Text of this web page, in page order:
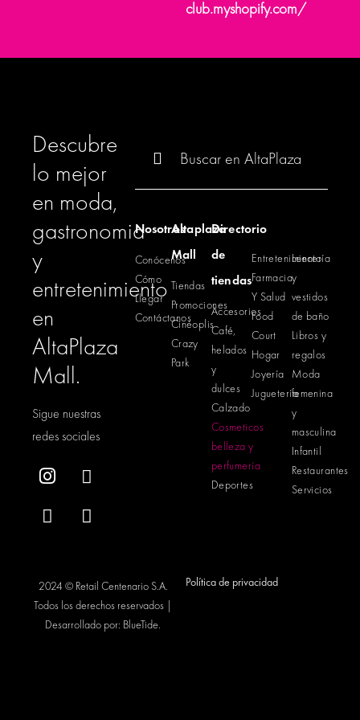
club.myshopify.com/
Descubre
lo mejor
en moda,
gastronomia
y
entretenimiento
en
AltaPlaza
Mall.
Sigue nuestras
redes sociales
Nosotros
Conócenos
Cómo
Llegar
Contáctanos
Altaplaza
Mall
Tiendas
Promociones
Cinéoplis
Crazy
Park
Directorio
de
tiendas
Accesorios
Café,
helados
y
dulces
Calzado
Cosmeticos
belleza y
perfumería
Deportes
Entretenimiento
Farmacia
Y Salud
Food
Court
Hogar
Joyería
Juguetería
Lencería
y
vestidos
de baño
Libros y
regalos
Moda
femenina
y
masculina
Infantil
Restaurantes
Servicios
2024 © Retail Centenario S.A.
Todos los derechos reservados |
Desarrollado por: BlueTide.
Política de privacidad